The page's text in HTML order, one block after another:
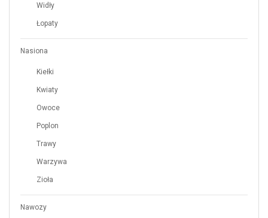
Widły
Łopaty
Nasiona
Kiełki
Kwiaty
Owoce
Poplon
Trawy
Warzywa
Zioła
Nawozy